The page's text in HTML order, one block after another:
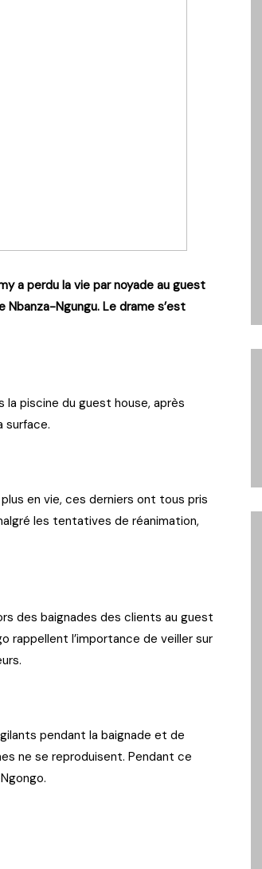
a perdu la vie par noyade au guest
Ngungu. Le drame s’est
la piscine du guest house, après
surface.
en vie, ces derniers ont tous pris
les tentatives de réanimation,
des baignades des clients au guest
rappellent l’importance de veiller sur
pendant la baignade et de
ne se reproduisent. Pendant ce